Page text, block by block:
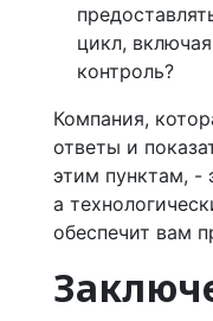
цикл,
контроль?
Компания,
ответы и
этим пунктам, -
а
обеспечит вам